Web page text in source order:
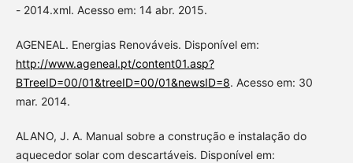
- 2014.xml. Acesso em: 14 abr. 2015.
AGENEAL. Energias Renováveis. Disponível em:
http://www.ageneal.pt/content01.asp?
BTreeID=00/01&treeID=00/01&newsID=8. Acesso em: 30
mar. 2014.
ALANO, J. A. Manual sobre a construção e instalação do
aquecedor solar com descartáveis. Disponível em: